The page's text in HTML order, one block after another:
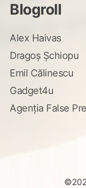
Blogroll
Alex Haivas
Dragoș Șchiopu
Emil Călinescu
Gadget4u
Agenția False